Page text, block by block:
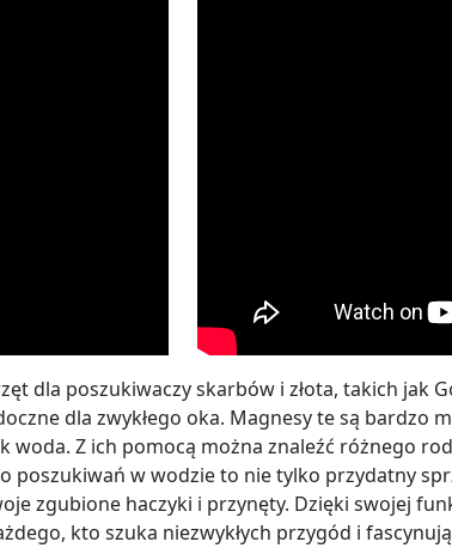
dla poszukiwaczy skarbów i złota, takich jak
dla zwykłego oka. Magnesy te są bardzo
Z ich pomocą można znaleźć różnego
poszukiwań w wodzie to nie tylko przydatny
zgubione haczyki i przynęty. Dzięki swojej
kto szuka niezwykłych przygód i